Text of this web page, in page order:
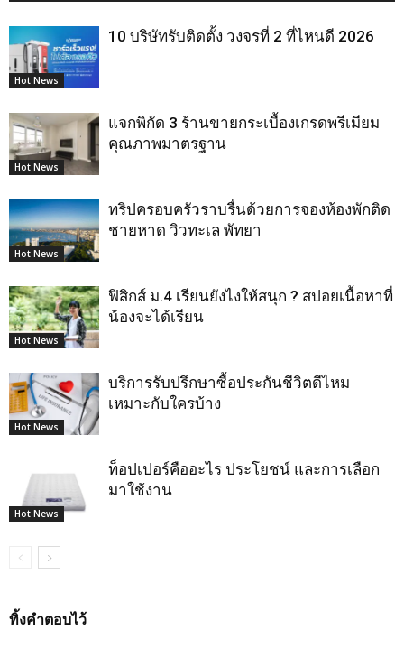
Hot News
10 บริษัทรับติดตั้ง วงจรที่ 2 ที่ไหนดี 2026
Hot News
แจกพิกัด 3 ร้านขายกระเบื้องเกรดพรีเมียม
คุณภาพมาตรฐาน
Hot News
ทริปครอบครัวราบรื่นด้วยการจองห้องพักติด
ชายหาด วิวทะเล พัทยา
Hot News
ฟิสิกส์ ม.4 เรียนยังไงให้สนุก ? สปอยเนื้อหาที่
น้องจะได้เรียน
Hot News
บริการรับปรึกษาซื้อประกันชีวิตดีไหม
เหมาะกับใครบ้าง
Hot News
ท็อปเปอร์คืออะไร ประโยชน์ และการเลือก
มาใช้งาน
ทิ้งคำตอบไว้